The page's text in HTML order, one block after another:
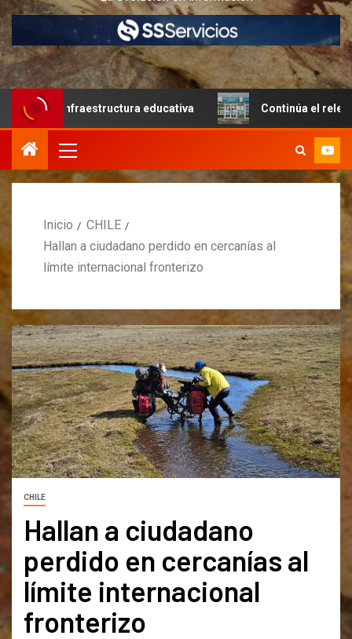
infraestructura educativa Continúa el relevamiento
Inicio
CHILE
Hallan a ciudadano perdido en cercanías al
límite internacional fronterizo
CHILE
Hallan a ciudadano
perdido en cercanías al
límite internacional
fronterizo